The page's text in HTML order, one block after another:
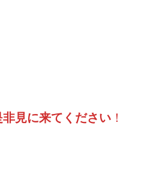
見に来てください！